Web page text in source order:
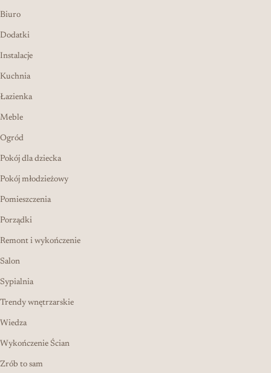
Biuro
Dodatki
Instalacje
Kuchnia
Łazienka
Meble
Ogród
Pokój dla dziecka
Pokój młodzieżowy
Pomieszczenia
Porządki
Remont i wykończenie
Salon
Sypialnia
Trendy wnętrzarskie
Wiedza
Wykończenie Ścian
Zrób to sam